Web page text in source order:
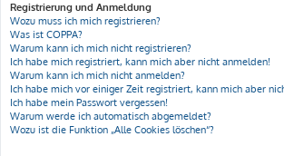
Registrierung und Anmeldung
Wozu muss ich mich registrieren?
Was ist COPPA?
Warum kann ich mich nicht registrieren?
Ich habe mich registriert, kann mich aber nicht anmelden!
Warum kann ich mich nicht anmelden?
Ich habe mich vor einiger Zeit registriert, kann mich aber
Ich habe mein Passwort vergessen!
Warum werde ich automatisch abgemeldet?
Wozu ist die Funktion „Alle Cookies löschen“?